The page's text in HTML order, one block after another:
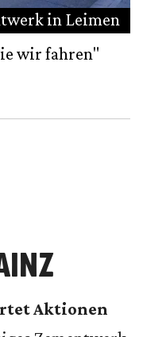
in Leimen
wir fahren"
Aktionen